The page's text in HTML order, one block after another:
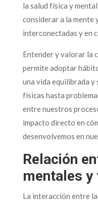
la salud física y
considerar a la mente
interconectadas y en
Entender y valorar la
permite adoptar
una vida equilibrada y
físicas hasta
entre nuestros
impacto directo en
desenvolvemos en
Relación
mentales
La interacción entre